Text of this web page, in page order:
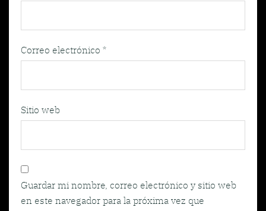
Correo electrónico *
Sitio web
Guardar mi nombre, correo electrónico y sitio web
en este navegador para la próxima vez que